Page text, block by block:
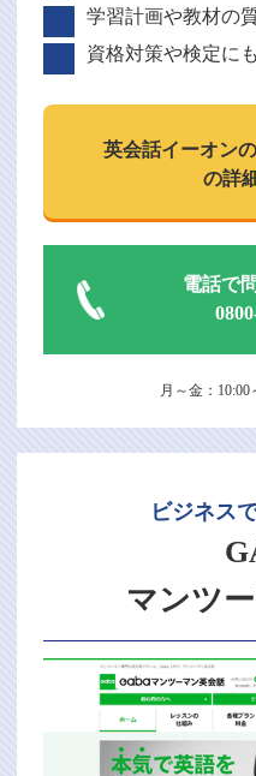
学習計画や教材の
資格対策や検定に
英会話イーオンの
の詳
電話で
月～金：
ビジネス
マンツ